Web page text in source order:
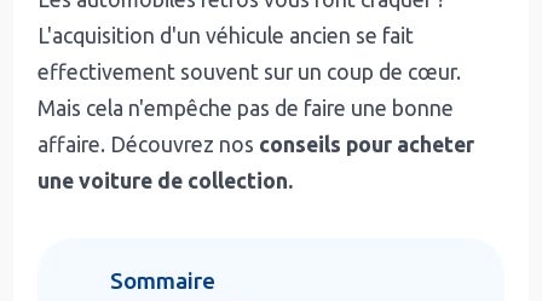
L'acquisition d'un véhicule ancien se fait
effectivement souvent sur un coup de cœur.
Mais cela n'empêche pas de faire une bonne
affaire. Découvrez nos conseils pour acheter
une voiture de collection.
Sommaire